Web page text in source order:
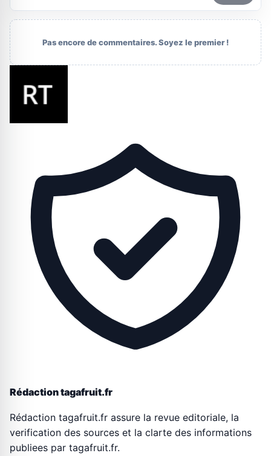
Pas encore de commentaires. Soyez le premier !
Rédaction tagafruit.fr
Rédaction tagafruit.fr assure la revue editoriale, la
verification des sources et la clarte des informations
publiees par tagafruit.fr.